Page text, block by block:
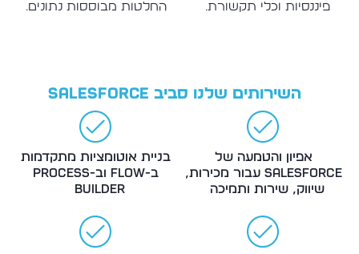
פיננסיות וכלי תקשורת.
החלטות מבוססות נתונים.
השירותים שלנו סביב Salesforce
אפיון והטמעה של
Salesforce עבור מכירות,
שיווק, שירות ותמיכה
בניית אוטומציות מתקדמות
ב-Flow וב-Process
Builder